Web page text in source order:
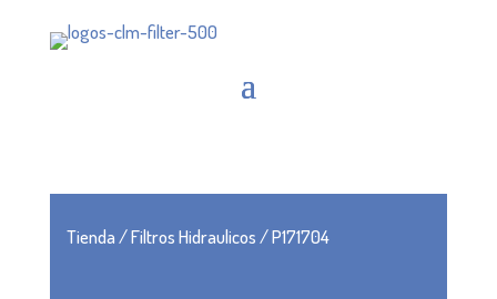
Tienda/Filtros Hidraulicos/ P171704